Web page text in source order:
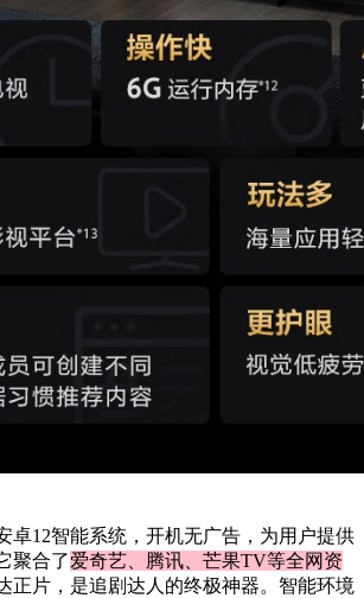
卓12智能系统，开机无广告，为用户提供
聚合了爱奇艺、腾讯、芒果TV等全网资
正片，是追剧达人的终极神器。智能环境